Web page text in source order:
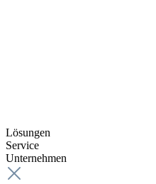
Lösungen
Service
Unternehmen